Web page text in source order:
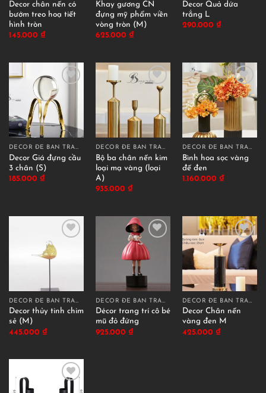
Decor chân nến có
bướm treo hoạ tiết
hình tròn
145.000 ₫
Khay gương CN
đựng mỹ phẩm viền
vòng tròn (M)
625.000 ₫
Decor Quả dứa
trắng L
290.000 ₫
DECOR ĐỂ BÀN TRANG TRÍ
Decor Giá đựng cầu
3 chân (S)
185.000 ₫
DECOR ĐỂ BÀN TRANG TRÍ
Bộ ba chân nến kim
loại mạ vàng (loại
A)
935.000 ₫
DECOR ĐỂ BÀN TRANG TRÍ
Bình hoa sọc vàng
đế đen
1.160.000 ₫
DECOR ĐỂ BÀN TRANG TRÍ
Decor thủy tinh chim
sẻ (M)
445.000 ₫
DECOR ĐỂ BÀN TRANG TRÍ
Décor trang trí cô bé
mũ đỏ đứng
925.000 ₫
DECOR ĐỂ BÀN TRANG TRÍ
Decor Chân nến
vàng đen M
425.000 ₫